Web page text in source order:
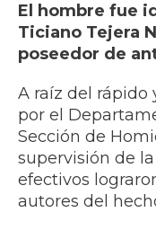
El hombre fue
Ticiano Tejera
poseedor de
A raíz del rápido
por el
Sección de
supervisión de la
efectivos
autores del